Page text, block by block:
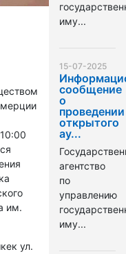
им.
ул.
иму...
15-07-2025
сообщение
о
проведении
открытого
ау...
агентство
по
управлению
иму...